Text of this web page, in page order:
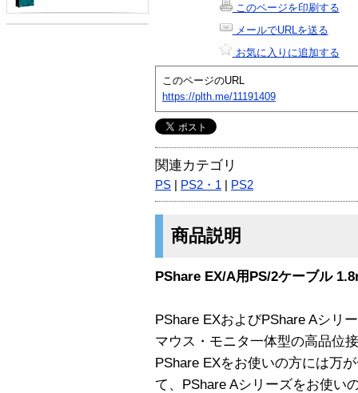
このページを印刷する
メールでURLを送る
お気に入りに追加する
このページのURL
https://plth.me/11191409
関連カテゴリ
PS PS2・1 PS2
商品説明
PShare EX/A用PS/2ケーブル
PShare EXおよびPShare Aシリ
マウス・モニタ一体型の高品位
PShare EXをお使いの方には万
て、PShare Aシリーズをお使い